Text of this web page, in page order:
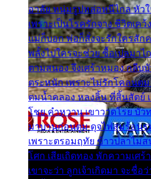
อาลัย หนุ่มรูปหล่อหนีไกล หัวใ
เพราะเป็นโรครักจาง ชีวิตเค
แม่ก็บอก พ่อก็สั่งจะรักใครสัก
พลั้งไปใครจะช่วย ซื้อเปลมาไ
ตามสนอง จึงเศร้าหมอง กลีบ
ตระหนัก เพราะไม่รักโคลนต
ตมน้ำคลอง หลงลิ้น ที่สิ้นสัตย์
โชย คำหวาน เขาวาดโรย บั
มาบานก่อนตูม ดุจไฟสุมร้อนรุ
เพราะตรอมฤทัย ข้าวปลาไม่ส
โศก เสียเถิดทอง พักความเศร้
เขาจะว่า ลูกเจ้าเกิดมา จะชื่อ